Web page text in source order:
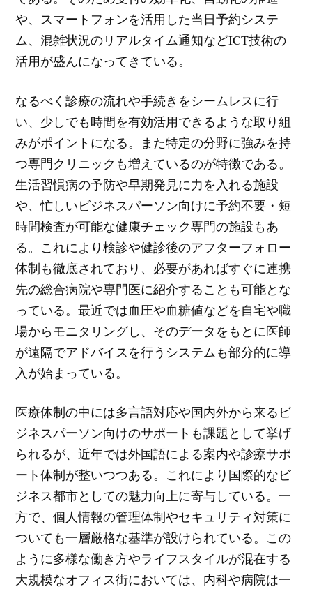
や、スマートフォンを活用した当日予約システ
ム、混雑状況のリアルタイム通知などICT技術の
活用が盛んになってきている。
なるべく診療の流れや手続きをシームレスに行
い、少しでも時間を有効活用できるような取り組
みがポイントになる。また特定の分野に強みを持
つ専門クリニックも増えているのが特徴である。
生活習慣病の予防や早期発見に力を入れる施設
や、忙しいビジネスパーソン向けに予約不要・短
時間検査が可能な健康チェック専門の施設もあ
る。これにより検診や健診後のアフターフォロー
体制も徹底されており、必要があればすぐに連携
先の総合病院や専門医に紹介することも可能とな
っている。最近では血圧や血糖値などを自宅や職
場からモニタリングし、そのデータをもとに医師
が遠隔でアドバイスを行うシステムも部分的に導
入が始まっている。
医療体制の中には多言語対応や国内外から来るビ
ジネスパーソン向けのサポートも課題として挙げ
られるが、近年では外国語による案内や診療サポ
ート体制が整いつつある。これにより国際的なビ
ジネス都市としての魅力向上に寄与している。一
方で、個人情報の管理体制やセキュリティ対策に
ついても一層厳格な基準が設けられている。この
ように多様な働き方やライフスタイルが混在する
大規模なオフィス街においては、内科や病院は一